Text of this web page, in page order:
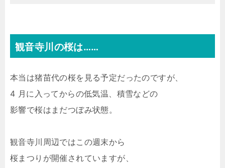
観音寺川の桜は……
本当は猪苗代の桜を見る予定だったのですが、
4 月に入ってからの低気温、積雪などの
影響で桜はまだつぼみ状態。
観音寺川周辺ではこの週末から
桜まつりが開催されていますが、